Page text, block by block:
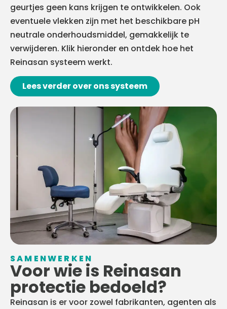
geurtjes geen kans krijgen te ontwikkelen. Ook
eventuele vlekken zijn met het beschikbare pH
neutrale onderhoudsmiddel, gemakkelijk te
verwijderen. Klik hieronder en ontdek hoe het
Reinasan systeem werkt.
Lees verder over ons systeem
SAMENWERKEN​
Voor wie is Reinasan
protectie bedoeld?
Reinasan is er voor zowel fabrikanten, agenten als